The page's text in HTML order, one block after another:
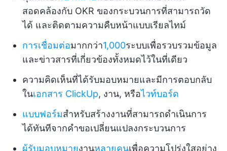
สอดคล้องกับ OKR ของกระบวนการที่สามารถวัด
ได้ และติดตามความคืบหน้าแบบเรียลไทม์
การเชื่อมต่อมากกว่า1,000ระบบเพื่อรวบรวมข้อมูล
และข่าวสารที่เกี่ยวข้องทั้งหมดไว้ในที่เดียว
ความคิดเห็นที่ได้รับมอบหมายและมีการตอบกลับ
ในเอกสาร ClickUp, งาน, หรือไวท์บอร์ด
แบบฟอร์มสำหรับสร้างงานที่สามารถดำเนินการ
ได้ทันทีจากคำขอเปลี่ยนแปลงกระบวนการ
ผู้รับมอบหมายงานหลายคนเพื่อความโปร่งใสอย่าง